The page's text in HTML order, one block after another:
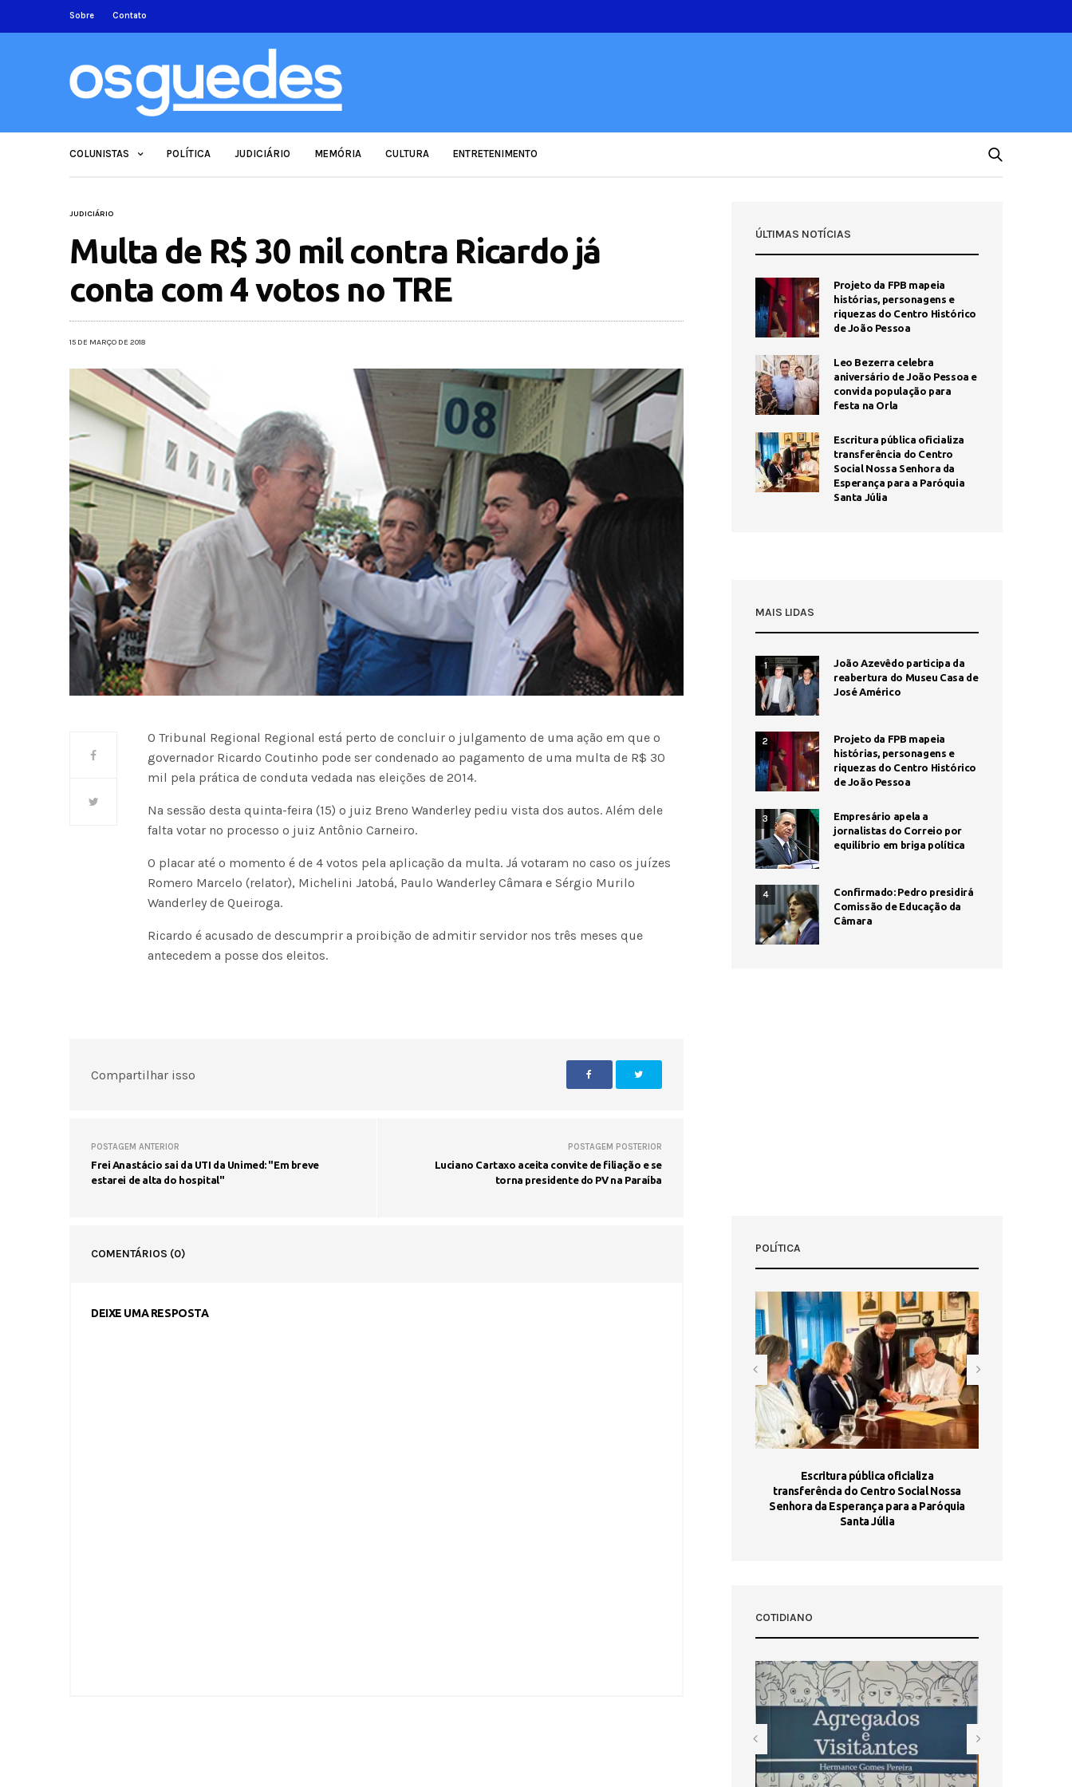
Sobre Contato
COLUNISTAS POLÍTICA JUDICIÁRIO MEMÓRIA CULTURA ENTRETENIMENTO
JUDICIÁRIO
Multa de R$ 30 mil contra Ricardo já
conta com 4 votos no TRE
15 DE MARÇO DE 2018
O Tribunal Regional Regional está perto de concluir o julgamento de uma ação em que o
governador Ricardo Coutinho pode ser condenado ao pagamento de uma multa de R$ 30
mil pela prática de conduta vedada nas eleições de 2014.
Na sessão desta quinta-feira (15) o juiz Breno Wanderley pediu vista dos autos. Além dele
falta votar no processo o juiz Antônio Carneiro.
O placar até o momento é de 4 votos pela aplicação da multa. Já votaram no caso os juízes
Romero Marcelo (relator), Michelini Jatobá, Paulo Wanderley Câmara e Sérgio Murilo
Wanderley de Queiroga.
Ricardo é acusado de descumprir a proibição de admitir servidor nos três meses que
antecedem a posse dos eleitos.
Compartilhar isso
POSTAGEM ANTERIOR
Frei Anastácio sai da UTI da Unimed: "Em breve
estarei de alta do hospital"
POSTAGEM POSTERIOR
Luciano Cartaxo aceita convite de filiação e se
torna presidente do PV na Paraíba
COMENTÁRIOS (0)
DEIXE UMA RESPOSTA
ÚLTIMAS NOTÍCIAS
Projeto da FPB mapeia
histórias, personagens e
riquezas do Centro Histórico
de João Pessoa
Leo Bezerra celebra
aniversário de João Pessoa e
convida população para
festa na Orla
Escritura pública oficializa
transferência do Centro
Social Nossa Senhora da
Esperança para a Paróquia
Santa Júlia
MAIS LIDAS
1
João Azevêdo participa da
reabertura do Museu Casa de
José Américo
2
Projeto da FPB mapeia
histórias, personagens e
riquezas do Centro Histórico
de João Pessoa
3
Empresário apela a
jornalistas do Correio por
equilíbrio em briga política
4
Confirmado: Pedro presidirá
Comissão de Educação da
Câmara
POLÍTICA
Escritura pública oficializa
transferência do Centro Social Nossa
Senhora da Esperança para a Paróquia
Santa Júlia
COTIDIANO